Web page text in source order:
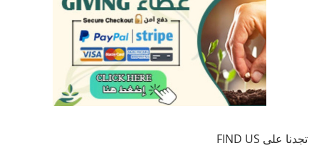
تجدنا على FIND US